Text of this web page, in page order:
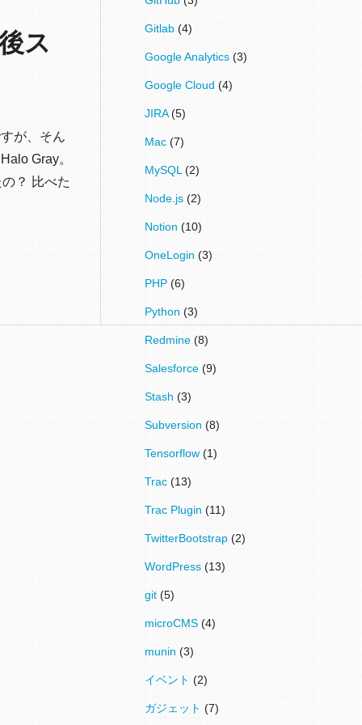
ス
が、そん
Gray。
？ 比べた
Gitlab(4)
Google Analytics(3)
Google Cloud(4)
JIRA(5)
Mac(7)
MySQL(2)
Node.js(2)
Notion(10)
OneLogin(3)
PHP(6)
Python(3)
Redmine(8)
Salesforce(9)
Stash(3)
Subversion(8)
Tensorflow(1)
Trac(13)
Trac Plugin(11)
TwitterBootstrap(2)
WordPress(13)
git(5)
microCMS(4)
munin(3)
イベント(2)
ガジェット(7)